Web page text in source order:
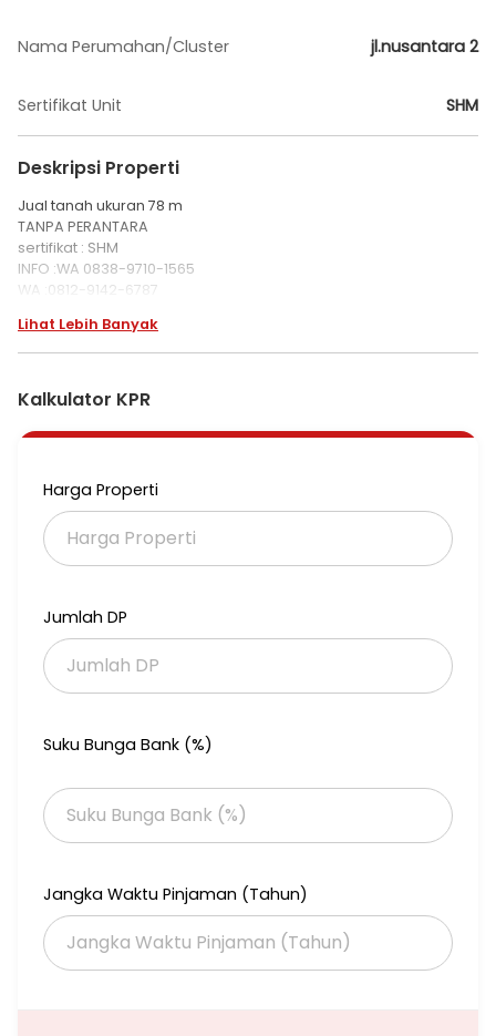
Nama Perumahan/Cluster jl.nusantara 2
Sertifikat Unit SHM
Deskripsi Properti
Jual tanah ukuran 78 m
TANPA PERANTARA
sertifikat : SHM
INFO :WA 0838-9710-1565
WA :0812-9142-6787
Lihat Lebih Banyak
Kalkulator KPR
Harga Properti
Jumlah DP
Suku Bunga Bank (%)
Jangka Waktu Pinjaman (Tahun)